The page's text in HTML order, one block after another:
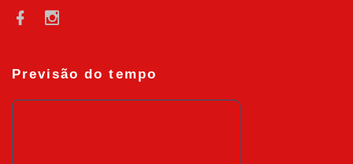
Previsão do tempo